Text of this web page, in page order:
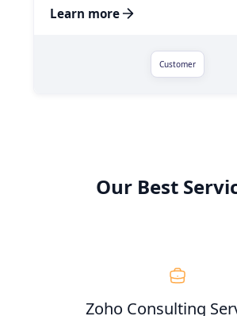
Learn more
Customer
Our Best
Zoho Consulting